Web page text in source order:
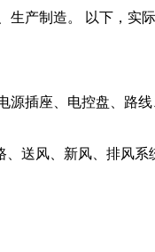
产制造。 以下，实
插座、电控盘、路
送风、新风、排风系